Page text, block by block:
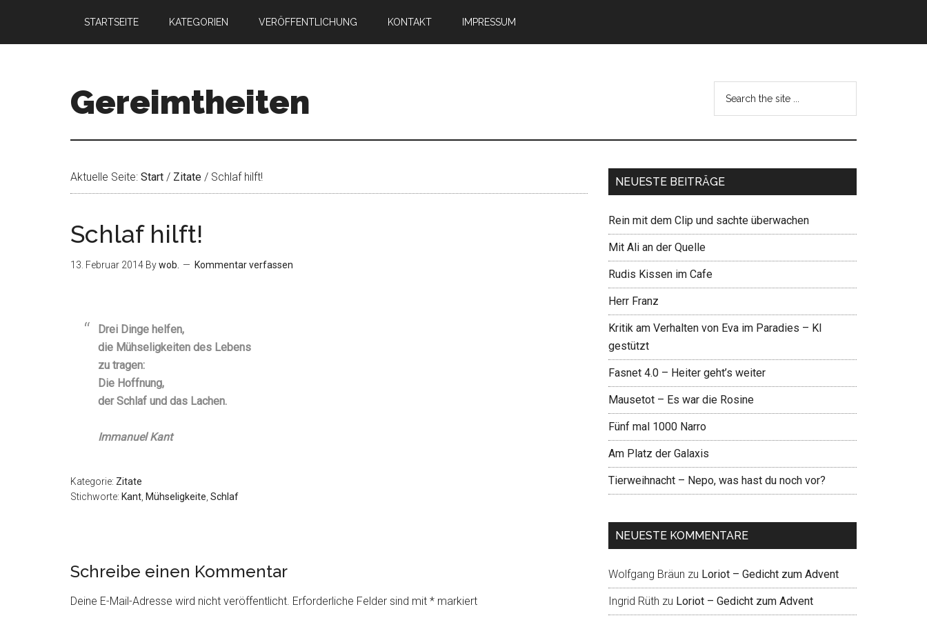
STARTSEITE KATEGORIEN VERÖFFENTLICHUNG KONTAKT IMPRESSUM
Gereimtheiten
Aktuelle Seite: Start / Zitate / Schlaf hilft!
Schlaf hilft!
13. Februar 2014 Bywob. Kommentar verfassen
Drei Dinge helfen,
die Mühseligkeiten des Lebens
zu tragen:
Die Hoffnung,
der Schlaf und das Lachen.
Immanuel Kant
Kategorie: Zitate
Stichworte: Kant Mühseligkeite Schlaf
Schreibe einen Kommentar
Deine E-Mail-Adresse wird nicht veröffentlicht. Erforderliche Felder sind mit * markiert
NEUESTE BEITRÄGE
Rein mit dem Clip und sachte überwachen
Mit Ali an der Quelle
Rudis Kissen im Cafe
Herr Franz
Kritik am Verhalten von Eva im Paradies – KI
gestützt
Fasnet 4.0 – Heiter geht’s weiter
Mausetot – Es war die Rosine
Fünf mal 1000 Narro
Am Platz der Galaxis
Tierweihnacht – Nepo, was hast du noch vor?
NEUESTE KOMMENTARE
Wolfgang Bräun zu Loriot – Gedicht zum Advent
Ingrid Rüth zu Loriot – Gedicht zum Advent